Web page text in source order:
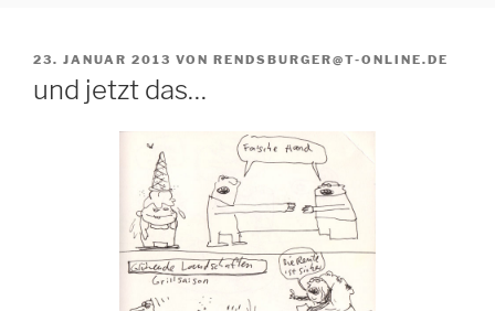
VERÖFFENTLICHT
23. JANUAR 2013 VON RENDSBURGER@T-ONLINE.DE
und jetzt das…